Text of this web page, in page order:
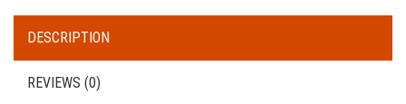
DESCRIPTION
REVIEWS (0)